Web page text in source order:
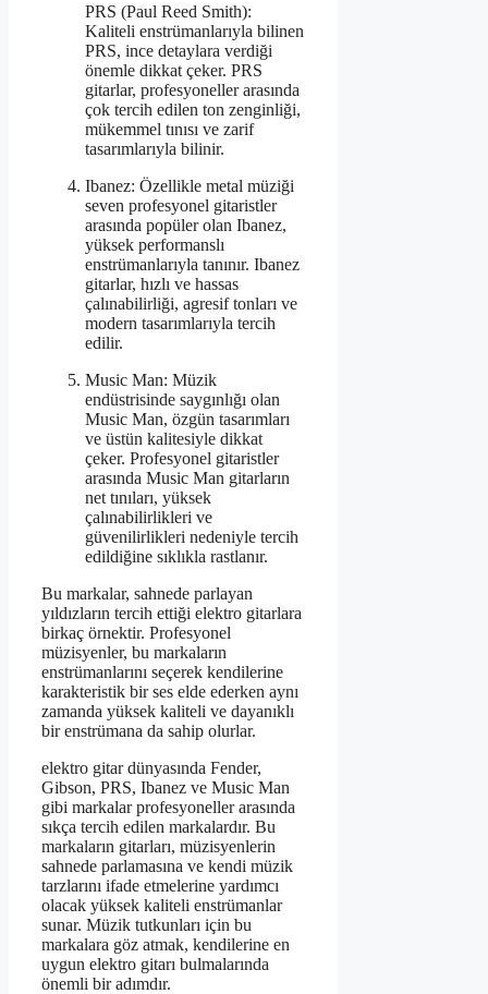
PRS (Paul Reed Smith):
Kaliteli enstrümanlarıyla bilinen
PRS, ince detaylara verdiği
önemle dikkat çeker. PRS
gitarlar, profesyoneller arasında
çok tercih edilen ton zenginliği,
mükemmel tınısı ve zarif
tasarımlarıyla bilinir.
Ibanez: Özellikle metal müziği
seven profesyonel gitaristler
arasında popüler olan Ibanez,
yüksek performanslı
enstrümanlarıyla tanınır. Ibanez
gitarlar, hızlı ve hassas
çalınabilirliği, agresif tonları ve
modern tasarımlarıyla tercih
edilir.
Music Man: Müzik
endüstrisinde saygınlığı olan
Music Man, özgün tasarımları
ve üstün kalitesiyle dikkat
çeker. Profesyonel gitaristler
arasında Music Man gitarların
net tınıları, yüksek
çalınabilirlikleri ve
güvenilirlikleri nedeniyle tercih
edildiğine sıklıkla rastlanır.
Bu markalar, sahnede parlayan
yıldızların tercih ettiği elektro gitarlara
birkaç örnektir. Profesyonel
müzisyenler, bu markaların
enstrümanlarını seçerek kendilerine
karakteristik bir ses elde ederken aynı
zamanda yüksek kaliteli ve dayanıklı
bir enstrümana da sahip olurlar.
elektro gitar dünyasında Fender,
Gibson, PRS, Ibanez ve Music Man
gibi markalar profesyoneller arasında
sıkça tercih edilen markalardır. Bu
markaların gitarları, müzisyenlerin
sahnede parlamasına ve kendi müzik
tarzlarını ifade etmelerine yardımcı
olacak yüksek kaliteli enstrümanlar
sunar. Müzik tutkunları için bu
markalara göz atmak, kendilerine en
uygun elektro gitarı bulmalarında
önemli bir adımdır.